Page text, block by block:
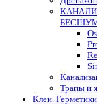
Трапы и
Клеи.